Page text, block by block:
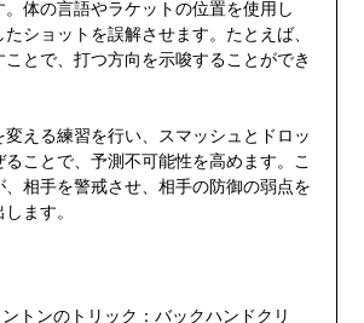
体の言語やラケットの位置を使用し
ショットを誤解させます。たとえば、
とで、打つ方向を示唆することができ
える練習を行い、スマッシュとドロッ
ことで、予測不可能性を高めます。こ
相手を警戒させ、相手の防御の弱点を
ます。
トンのトリック：バックハンドクリ